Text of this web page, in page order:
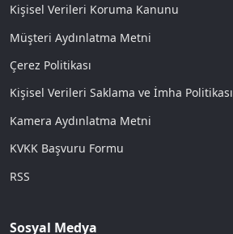
Kişisel Verileri Koruma Kanunu
Müşteri Aydınlatma Metni
Çerez Politikası
Kişisel Verileri Saklama ve İmha Politikası
Kamera Aydınlatma Metni
KVKK Başvuru Formu
RSS
Sosyal Medya